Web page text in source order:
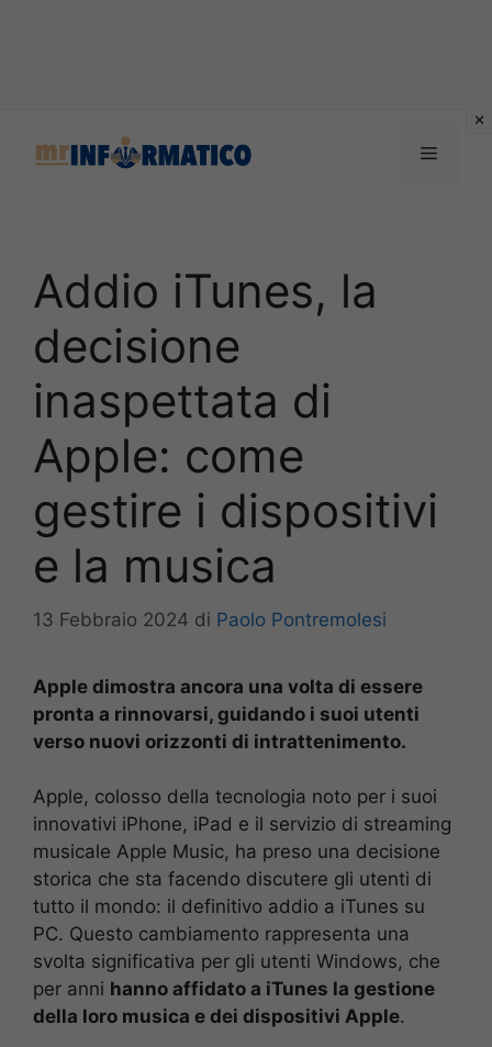
Menu
Addio iTunes, la
decisione
inaspettata di
Apple: come
gestire i dispositivi
e la musica
13 Febbraio 2024 di Paolo Pontremolesi
Apple dimostra ancora una volta di essere
pronta a rinnovarsi, guidando i suoi utenti
verso nuovi orizzonti di intrattenimento.
Apple, colosso della tecnologia noto per i suoi
innovativi iPhone, iPad e il servizio di streaming
musicale Apple Music, ha preso una decisione
storica che sta facendo discutere gli utenti di
tutto il mondo: il definitivo addio a iTunes su
PC. Questo cambiamento rappresenta una
svolta significativa per gli utenti Windows, che
per anni hanno affidato a iTunes la gestione
della loro musica e dei dispositivi Apple.